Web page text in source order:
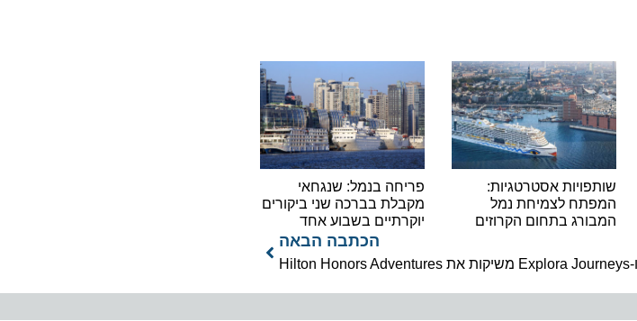
שותפויות אסטרטגיות:
המפתח לצמיחת נמל
המבורג בתחום הקרוזים
פריחה בנמל: שנגחאי
מקבלת בברכה שני ביקורים
יוקרתיים בשבוע אחד
הכתבה הבאה